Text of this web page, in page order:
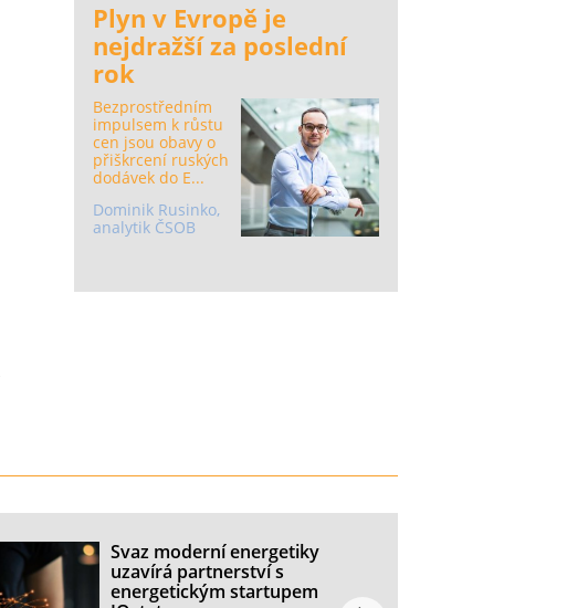
Plyn v Evropě je
nejdražší za poslední
rok
Bezprostředním
impulsem k růstu
cen jsou obavy o
přiškrcení ruských
dodávek do E...
Dominik Rusinko,
analytik ČSOB
Svaz moderní energetiky
uzavírá partnerství s
energetickým startupem